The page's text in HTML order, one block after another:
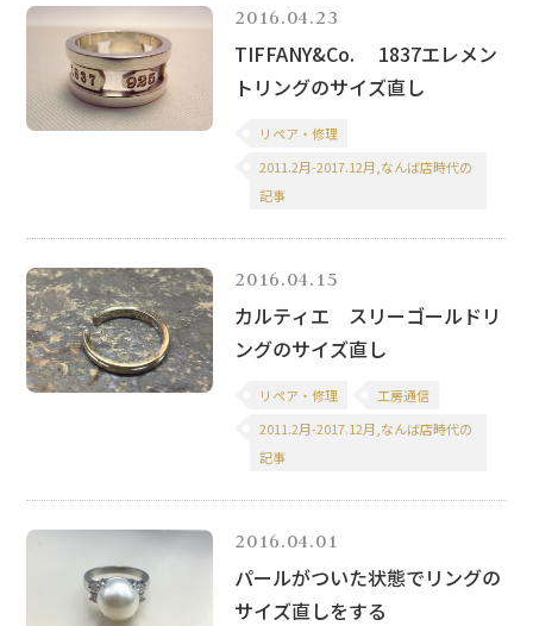
2016.04.23
TIFFANY&Co. 1837エレメン
トリングのサイズ直し
リペア・修理
2011.2月-2017.12月,なんば店時代の
記事
2016.04.15
カルティエ スリーゴールドリ
ングのサイズ直し
リペア・修理
工房通信
2011.2月-2017.12月,なんば店時代の
記事
2016.04.01
パールがついた状態でリングの
サイズ直しをする